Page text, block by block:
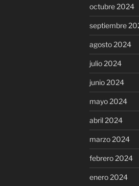
octubre 2024
septiembre
agosto 2024
julio 2024
junio 2024
mayo 2024
abril 2024
marzo 2024
febrero 2024
enero 2024